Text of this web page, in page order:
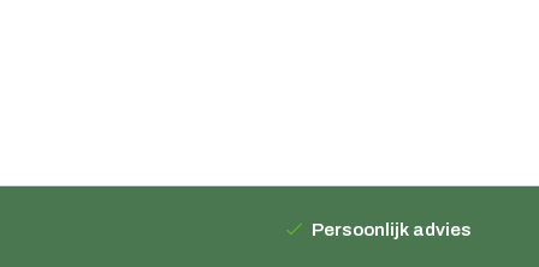
Persoonlijk advies